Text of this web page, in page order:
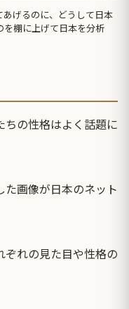
あげるのに、どうして日本
を棚に上げて日本を分析
ちの性格はよく話題に
画像が日本のネット
ぞれの見た目や性格の